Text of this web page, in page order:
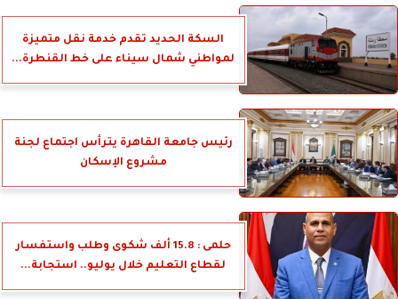
السكة الحديد تقدم خدمة نقل متميزة
لمواطني شمال سيناء على خط القنطرة...
رئيس جامعة القاهرة يترأس اجتماع لجنة
مشروع الإسكان
حلمى : 15.8 ألف شكوى وطلب واستفسار
لقطاع التعليم خلال يوليو.. استجابة...